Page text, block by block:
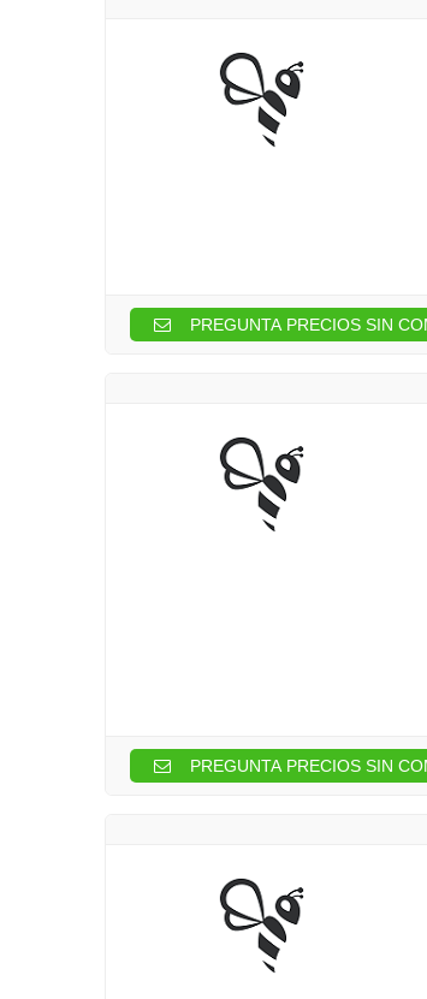
PREGUNTA PRECIOS SIN
PREGUNTA PRECIOS SIN